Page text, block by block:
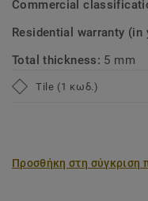
Commercial
Residential warranty (in
Total thickness: 5 mm
Tile (1 κωδ.)
Προσθήκη στη σύγκριση